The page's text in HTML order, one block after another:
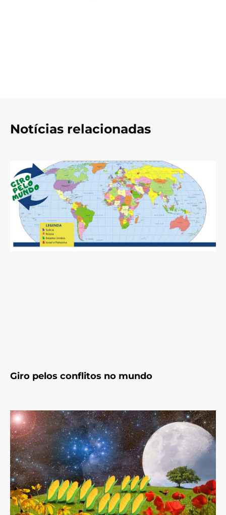
Notícias relacionadas
Giro pelos conflitos no mundo